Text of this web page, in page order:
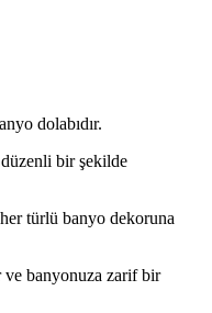
dolabıdır.
bir şekilde
türlü banyo dekoruna
ve banyonuza zarif bir